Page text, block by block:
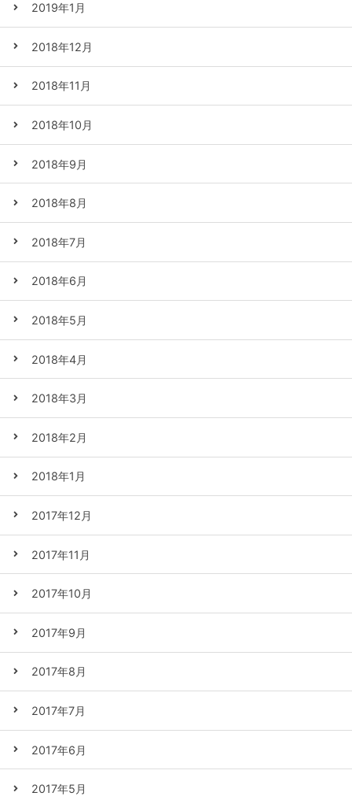
2019年1月
2018年12月
2018年11月
2018年10月
2018年9月
2018年8月
2018年7月
2018年6月
2018年5月
2018年4月
2018年3月
2018年2月
2018年1月
2017年12月
2017年11月
2017年10月
2017年9月
2017年8月
2017年7月
2017年6月
2017年5月